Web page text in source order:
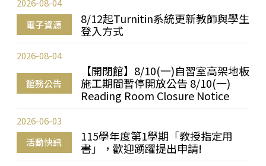
電子資源
8/12起Turnitin系統更新教師與學生
登入方式
2026-08-04
館務公告
【開閉館】8/10(一)自習室高架地板
施工期間暫停開放公告 8/10(一)
Reading Room Closure Notice
2026-08-04
活動快訊
115學年度第1學期「教授指定用
書」，歡迎踴躍提出申請!
2026-06-03